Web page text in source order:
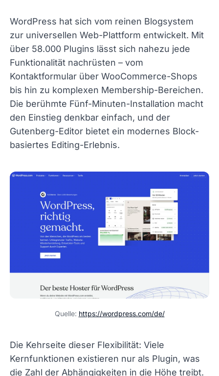
WordPress hat sich vom reinen Blogsystem
zur universellen Web-Plattform entwickelt. Mit
über 58.000 Plugins lässt sich nahezu jede
Funktionalität nachrüsten – vom
Kontaktformular über WooCommerce-Shops
bis hin zu komplexen Membership-Bereichen.
Die berühmte Fünf-Minuten-Installation macht
den Einstieg denkbar einfach, und der
Gutenberg-Editor bietet ein modernes Block-
basiertes Editing-Erlebnis.
Quelle: https://wordpress.com/de/
Die Kehrseite dieser Flexibilität: Viele
Kernfunktionen existieren nur als Plugin, was
die Zahl der Abhängigkeiten in die Höhe treibt.